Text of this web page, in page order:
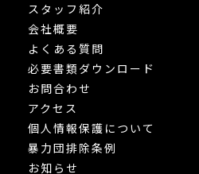
スタッフ紹介
会社概要
よくある質問
必要書類ダウンロード
お問合わせ
アクセス
個人情報保護について
暴力団排除条例
お知らせ